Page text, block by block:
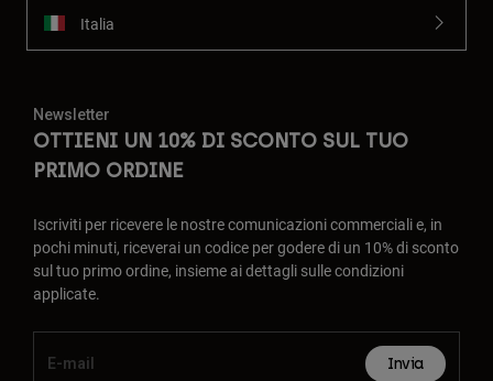
Italia
Newsletter
OTTIENI UN 10% DI SCONTO SUL TUO
PRIMO ORDINE
Iscriviti per ricevere le nostre comunicazioni commerciali e, in
pochi minuti, riceverai un codice per godere di un 10% di sconto
sul tuo primo ordine, insieme ai dettagli sulle condizioni
applicate.
Invia